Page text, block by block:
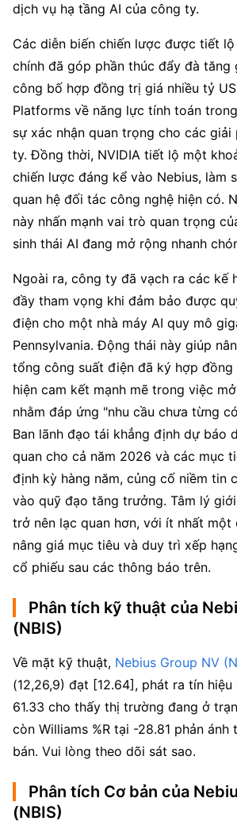
dịch vụ hạ tầng AI của công ty.
Các diễn biến chiến lược được tiết
chính đã góp phần thúc đẩy đà tăng
công bố hợp đồng trị giá nhiều tỷ
Platforms về năng lực tính toán
sự xác nhận quan trọng cho các giải
ty. Đồng thời, NVIDIA tiết lộ một
chiến lược đáng kể vào Nebius, làm
quan hệ đối tác công nghệ hiện có.
này nhấn mạnh vai trò quan trọng
sinh thái AI đang mở rộng nhanh
Ngoài ra, công ty đã vạch ra các kế
đầy tham vọng khi đảm bảo được
điện cho một nhà máy AI quy mô
Pennsylvania. Động thái này giúp
tổng công suất điện đã ký hợp đồng
hiện cam kết mạnh mẽ trong việc
nhằm đáp ứng "nhu cầu chưa từng
Ban lãnh đạo tái khẳng định dự báo
quan cho cả năm 2026 và các mục
định kỳ hàng năm, củng cố niềm tin
vào quỹ đạo tăng trưởng. Tâm lý
trở nên lạc quan hơn, với ít nhất một
nâng giá mục tiêu và duy trì xếp
cổ phiếu sau các thông báo trên.
Phân tích kỹ thuật của
(NBIS)
Về mặt kỹ thuật, Nebius Group NV
(12,26,9) đạt [12.64], phát ra tín hiệu
61.33 cho thấy thị trường đang ở
còn Williams %R tại -28.81 phản ánh
bán. Vui lòng theo dõi sát sao.
Phân tích Cơ bản của
(NBIS)